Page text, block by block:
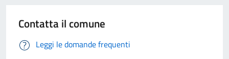
Contatta il comune
Leggi le domande frequenti